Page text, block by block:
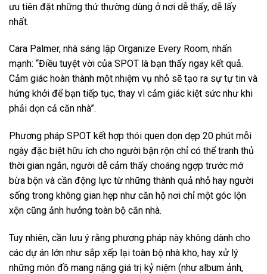
ưu tiên đặt những thứ thường dùng ở nơi dễ thấy, dễ lấy
nhất.
Cara Palmer, nhà sáng lập Organize Every Room, nhấn
mạnh: “Điều tuyệt vời của SPOT là bạn thấy ngay kết quả.
Cảm giác hoàn thành một nhiệm vụ nhỏ sẽ tạo ra sự tự tin và
hứng khởi để bạn tiếp tục, thay vì cảm giác kiệt sức như khi
phải dọn cả căn nhà”.
Phương pháp SPOT kết hợp thói quen dọn dẹp 20 phút mỗi
ngày đặc biệt hữu ích cho người bận rộn chỉ có thể tranh thủ
thời gian ngắn, người dễ cảm thấy choáng ngợp trước mớ
bừa bộn và cần động lực từ những thành quả nhỏ hay người
sống trong không gian hẹp như căn hộ nơi chỉ một góc lộn
xộn cũng ảnh hưởng toàn bộ căn nhà.
Tuy nhiên, cần lưu ý rằng phương pháp này không dành cho
các dự án lớn như sắp xếp lại toàn bộ nhà kho, hay xử lý
những món đồ mang nặng giá trị kỷ niệm (như album ảnh,